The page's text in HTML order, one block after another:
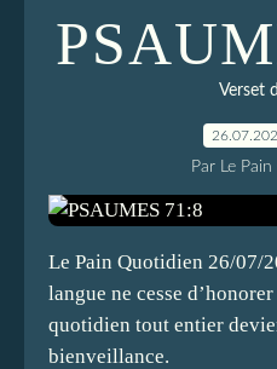
Verset
Par Le
Le Pain Quotidien 26/07/
langue ne cesse
quotidien tout entier
bienveillance.